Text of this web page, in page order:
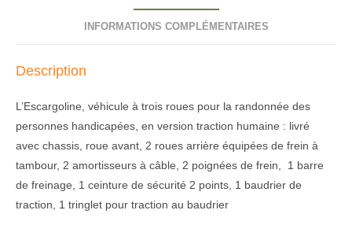
INFORMATIONS COMPLÉMENTAIRES
Description
L’Escargoline, véhicule à trois roues pour la randonnée des
personnes handicapées, en version traction humaine : livré
avec chassis, roue avant, 2 roues arrière équipées de frein à
tambour, 2 amortisseurs à câble, 2 poignées de frein, 1 barre
de freinage, 1 ceinture de sécurité 2 points, 1 baudrier de
traction, 1 tringlet pour traction au baudrier